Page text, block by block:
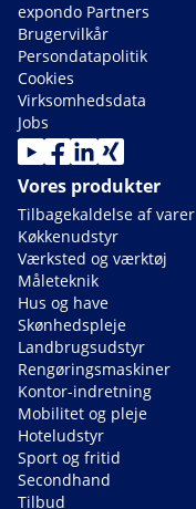
expondo Partners
Brugervilkår
Persondatapolitik
Cookies
Virksomhedsdata
Jobs
Vores produkter
Tilbagekaldelse af varer
Køkkenudstyr
Værksted og værktøj
Måleteknik
Hus og have
Skønhedspleje
Landbrugsudstyr
Rengøringsmaskiner
Kontor-indretning
Mobilitet og pleje
Hoteludstyr
Sport og fritid
Secondhand
Tilbud